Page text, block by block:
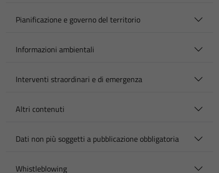
Pianificazione e governo del territorio
Informazioni ambientali
Interventi straordinari e di emergenza
Altri contenuti
Dati non più soggetti a pubblicazione obbligatoria
Whistleblowing